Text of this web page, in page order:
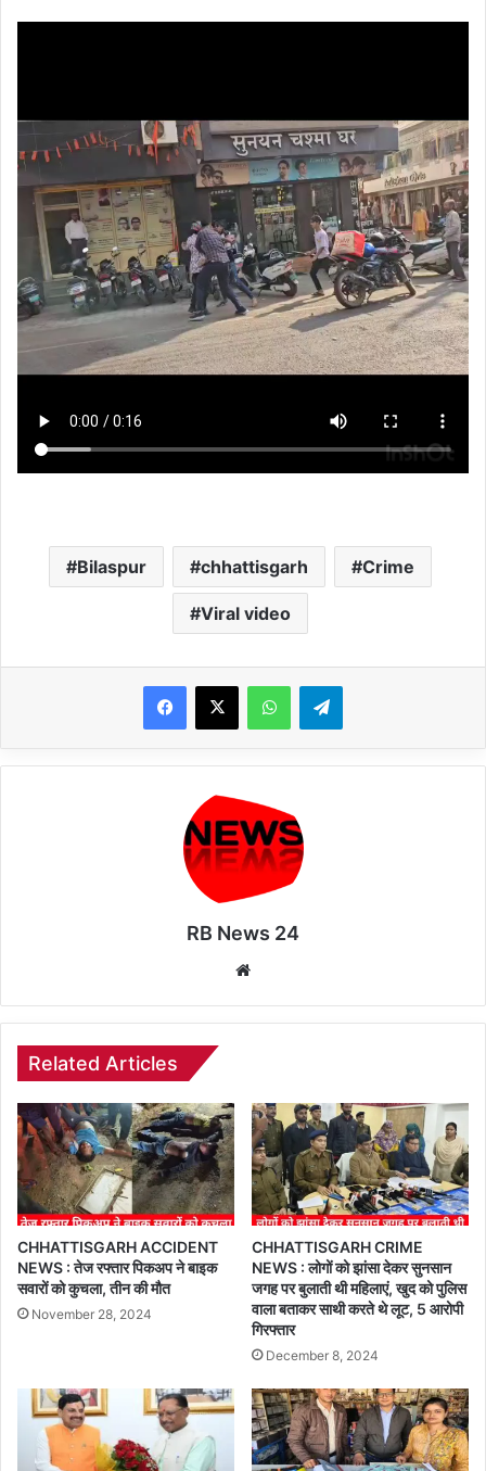
Bilaspur chhattisgarh Crime
Viral video
WhatsAppTelegram
RB News 24
Related Articles
CHHATTISGARH ACCIDENT
NEWS : तेज रफ्तार पिकअप ने बाइक
सवारों को कुचला, तीन की मौत
November 28, 2024
CHHATTISGARH CRIME
NEWS : लोगों को झांसा देकर सुनसान
जगह पर बुलाती थी महिलाएं, खुद को पुलिस
वाला बताकर साथी करते थे लूट, 5 आरोपी
गिरफ्तार
December 8, 2024